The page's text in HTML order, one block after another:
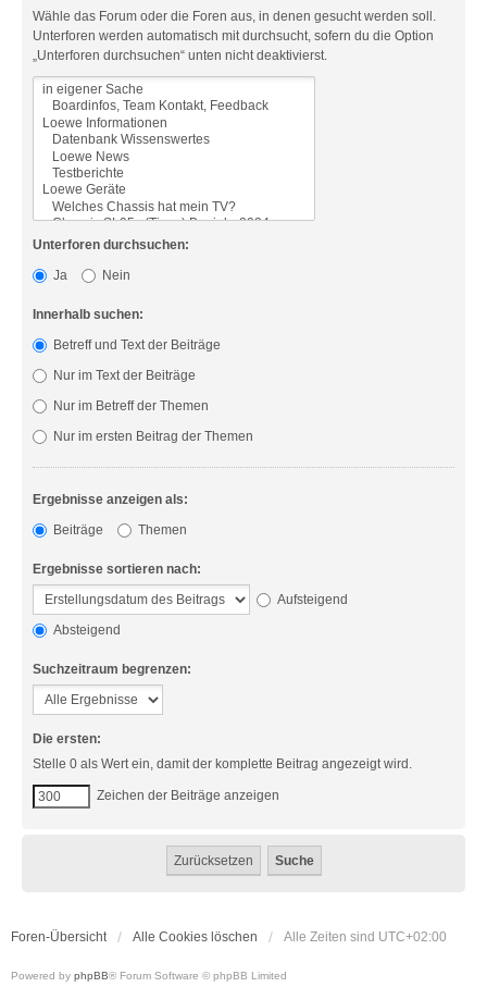
Wähle das Forum oder die Foren aus, in denen gesucht werden soll.
Unterforen werden automatisch mit durchsucht, sofern du die Option
„Unterforen durchsuchen“ unten nicht deaktivierst.
Unterforen durchsuchen:
Ja
Nein
Innerhalb suchen:
Betreff und Text der Beiträge
Nur im Text der Beiträge
Nur im Betreff der Themen
Nur im ersten Beitrag der Themen
Ergebnisse anzeigen als:
Beiträge
Themen
Ergebnisse sortieren nach:
Aufsteigend
Absteigend
Suchzeitraum begrenzen:
Die ersten:
Stelle 0 als Wert ein, damit der komplette Beitrag angezeigt wird.
Zeichen der Beiträge anzeigen
Foren-Übersicht Alle Cookies löschen Alle Zeiten sind UTC+02:00
Powered by phpBB® Forum Software © phpBB Limited